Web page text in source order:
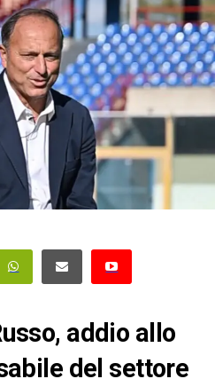
addio allo
del settore